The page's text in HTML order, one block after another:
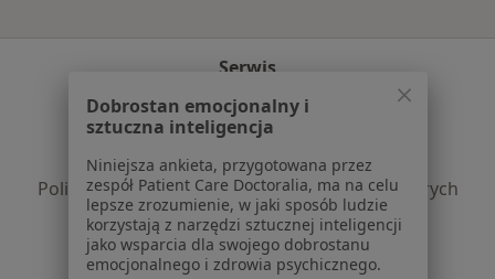
Serwis
Regulamin
Polityka prywatności pacjentów
Polityka prywatności profesjonalistów
Polityka prywatności dla profesjonalistów, których
dane pozyskaliśmy samodzielnie
Polityka cookies
Jak działają wyniki wyszukiwania
Dobrostan emocjonalny i
sztuczna inteligencja
Niniejsza ankieta, przygotowana przez
zespół Patient Care Doctoralia, ma na celu
lepsze zrozumienie, w jaki sposób ludzie
korzystają z narzędzi sztucznej inteligencji
jako wsparcia dla swojego dobrostanu
emocjonalnego i zdrowia psychicznego.